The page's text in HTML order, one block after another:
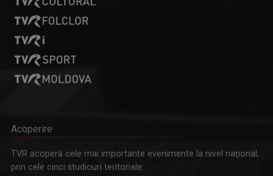
Acoperire
TVR acoperă cele mai importante evenimente la nivel naţional,
prin cele cinci studiouri teritoriale: